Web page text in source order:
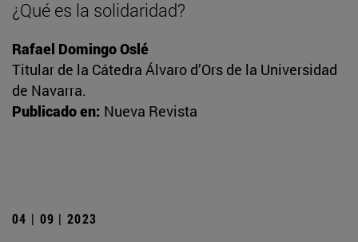
¿Qué es la solidaridad?
Rafael Domingo Oslé
Titular de la Cátedra Álvaro d’Ors de la Universidad
de Navarra.
Publicado en: Nueva Revista
04 | 09 | 2023